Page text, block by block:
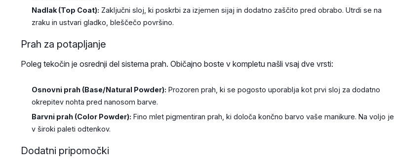
Nadlak (Top Coat): Zaključni sloj, ki poskrbi za izjemen sijaj in dodatno zaščito pred obrabo. Utrdi se na
zraku in ustvari gladko, bleščečo površino.
Prah za potapljanje
Poleg tekočin je osrednji del sistema prah. Običajno boste v kompletu našli vsaj dve vrsti:
Osnovni prah (Base/Natural Powder): Prozoren prah, ki se pogosto uporablja kot prvi sloj za dodatno
okrepitev nohta pred nanosom barve.
Barvni prah (Color Powder): Fino mlet pigmentiran prah, ki določa končno barvo vaše manikure. Na voljo je
v široki paleti odtenkov.
Dodatni pripomočki